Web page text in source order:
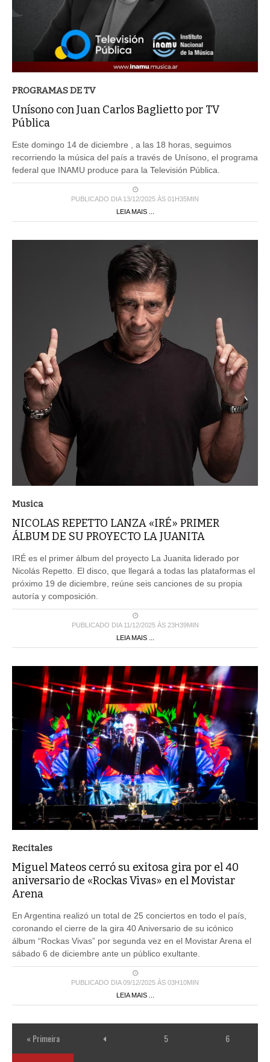
PROGRAMAS DE TV
Unísono con Juan Carlos Baglietto por TV
Pública
Este domingo 14 de diciembre , a las 18 horas, seguimos
recorriendo la música del país a través de Unísono, el programa
federal que INAMU produce para la Televisión Pública.
PUBLICADO DIA 13/12/2025 ÀS 01H35MIN
LEIA MAIS ...
Musica
NICOLAS REPETTO LANZA «IRÉ» PRIMER
ÁLBUM DE SU PROYECTO LA JUANITA
IRÉ es el primer álbum del proyecto La Juanita liderado por
Nicolás Repetto. El disco, que llegará a todas las plataformas el
próximo 19 de diciembre, reúne seis canciones de su propia
autoría y composición.
PUBLICADO DIA 11/12/2025 ÀS 23H39MIN
LEIA MAIS ...
Recitales
Miguel Mateos cerró su exitosa gira por el 40
aniversario de «Rockas Vivas» en el Movistar
Arena
En Argentina realizó un total de 25 conciertos en todo el país,
coronando el cierre de la gira 40 Aniversario de su icónico
álbum “Rockas Vivas” por segunda vez en el Movistar Arena el
sábado 6 de diciembre ante un público exultante.
PUBLICADO DIA 09/12/2025 ÀS 03H10MIN
LEIA MAIS ...
« Primeira 5 6